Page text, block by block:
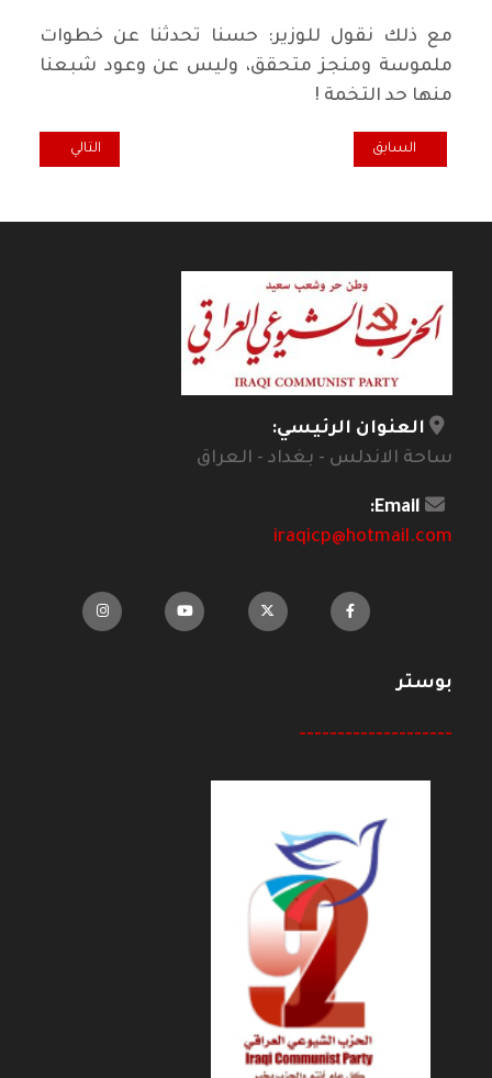
مع ذلك نقول للوزير: حسنا تحدثنا عن خطوات
ملموسة ومنجز متحقق، وليس عن وعود شبعنا
منها حد التخمة !
المقال السابق: نقطة ضوء... اعتذار عبود والمرأة العجوز!
السابق المقال التالي:
التالي
العنوان الرئيسي:
ساحة الاندلس - بغداد - العراق
Email:
iraqicp@hotmail.com
بوستر
--------------------